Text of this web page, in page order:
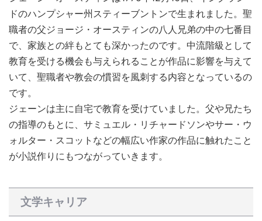
ドのハンプシャー州スティーブントンで生まれました。聖
職者の父ジョージ・オースティンの八人兄弟の中の七番目
で、家族との絆もとても深かったのです。中流階級として
教育を受ける機会も与えられることが作品に影響を与えて
いて、聖職者や教会の慣習を風刺する内容となっているの
です。
ジェーンは主に自宅で教育を受けていました。父や兄たち
の指導のもとに、サミュエル・リチャードソンやサー・ウ
ォルター・スコットなどの幅広い作家の作品に触れたこと
が小説作りにもつながっていきます。
文学キャリア